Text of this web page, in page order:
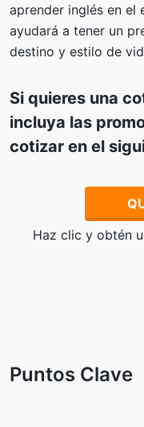
aprender inglés en el
ayudará a tener un
destino y estilo de
Si quieres una
incluya las
cotizar en el
Haz clic y obtén
Puntos Clave